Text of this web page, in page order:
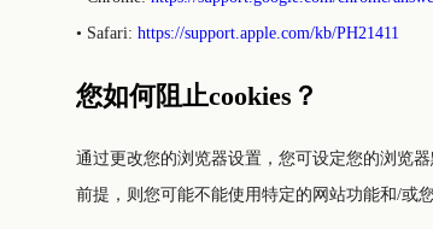
• Safari: https://support.apple.com/kb/PH21411
您如何阻止cookies？
通过更改您的浏览器设置，您可设定您的浏览
前提，则您可能不能使用特定的网站功能和/或